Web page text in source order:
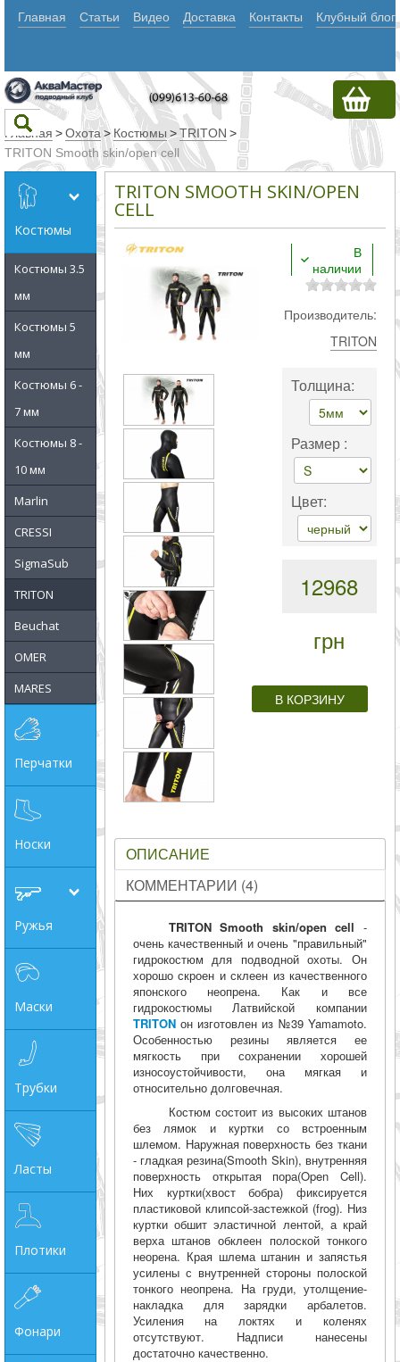
Главная Статьи Видео Доставка Контакты Клубный блог
Текст
Любое из
слов
Все
слова
Точное
совпадение
Категории
Производитель
_JSHOP_SEARCH_COINS
до
грн
Главная >Охота > Костюмы >TRITON >
TRITON Smooth skin/open cell
Костюмы
Костюмы 3.5
мм
Костюмы 5
мм
Костюмы 6 -
7 мм
Костюмы 8 -
10 мм
Marlin
CRESSI
SigmaSub
TRITON
Beuchat
OMER
MARES
Перчатки
Носки
Ружья
Маски
Трубки
Ласты
Плотики
Фонари
TRITON SMOOTH SKIN/OPEN
CELL
В
наличии
Производитель:
TRITON
Толщина:
Размер :
Цвет:
12968
грн
ОПИСАНИЕ
КОММЕНТАРИИ (4)
TRITON Smooth skin/open cell -
очень качественный и очень "правильный"
гидрокостюм для подводной охоты. Он
хорошо скроен и склеен из качественного
японского неопрена. Как и все
гидрокостюмы Латвийской компании
TRITONон изготовлен из №39 Yamamoto.
Особенностью резины является ее
мягкость при сохранении хорошей
износоустойчивости, она мягкая и
относительно долговечная.
Костюм состоит из высоких штанов
без лямок и куртки со встроенным
шлемом. Наружная поверхность без ткани
- гладкая резина(Smooth Skin), внутренняя
поверхность открытая пора(Open Cell).
Них куртки(хвост бобра) фиксируется
пластиковой клипсой-застежкой (frog). Низ
куртки обшит эластичной лентой, а край
верха штанов обклеен полоской тонкого
неорена. Края шлема штанин и запястья
усилены с внутренней стороны полоской
тонкого неопрена. На груди, утолщение-
накладка для зарядки арбалетов.
Усиления на локтях и коленях
отсутствуют. Надписи нанесены
достаточно качественно.